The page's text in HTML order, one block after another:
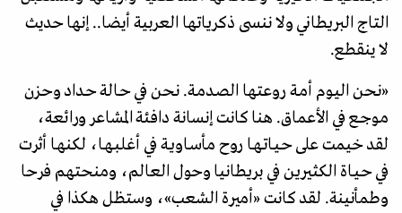
التاج البريطاني ولا ننسى ذكرياتها العربية أيضا.. إنها حديث
لا ينقطع.
«نحن اليوم أمـة روعتها الصـدمـة. نحن في حـالة حـداد وحـزن
مـوجـع في الأعماق. هنا كانت إنسانة دافئة المشاعر ورائعة،
لقد خيمت على حـيـاتـهـا روح مـأسـاويـة في أغلبـهـا، لكنهـا أثرت
في حـيـاة الكثيرين في بريطانيا وحول العالم، ومنحتهم فرحا
وطمأنينة. لقد كانت «أميرة الشعب»، وستظل هكذا في